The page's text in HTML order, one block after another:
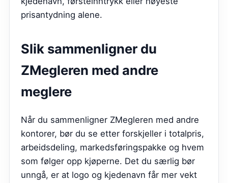
prisantydning alene.
Slik sammenligner du
ZMegleren med andre
meglere
Når du sammenligner ZMegleren med andre
kontorer, bør du se etter forskjeller i totalpris,
arbeidsdeling, markedsføringspakke og hvem
som følger opp kjøperne. Det du særlig bør
unngå, er at logo og kjedenavn får mer vekt